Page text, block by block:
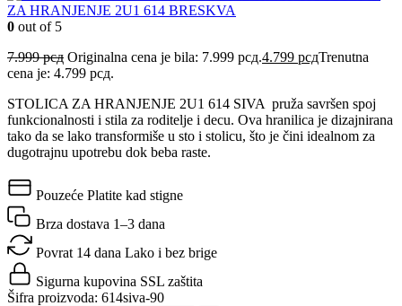
ZA HRANJENJE 2U1 614 BRESKVA
0 out of 5
7.999рсд Originalna cena je bila: 7.999 рсд.4.799 рсдTrenutna
cena je: 4.799 рсд.
STOLICA ZA HRANJENJE 2U1 614 SIVA pruža savršen spoj
funkcionalnosti i stila za roditelje i decu. Ova hranilica je dizajnirana
tako da se lako transformiše u sto i stolicu, što je čini idealnom za
dugotrajnu upotrebu dok beba raste.
Pouzeće Platite kad stigne
Brza dostava 1–3 dana
Povrat 14 dana Lako i bez brige
Sigurna kupovina SSL zaštita
Šifra proizvoda: 614siva-90